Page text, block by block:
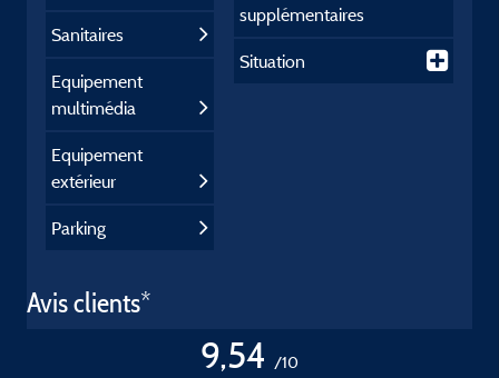
Sanitaires
Equipement
multimédia
Equipement
extérieur
Parking
supplémentaires
Situation
Avis clients*
9,54 /10